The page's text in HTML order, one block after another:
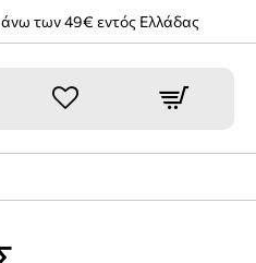
των 49€ εντός Ελλάδας